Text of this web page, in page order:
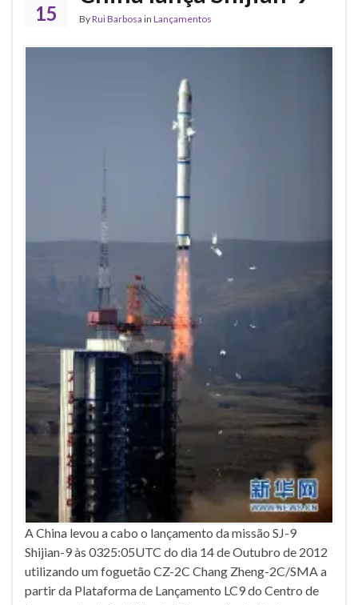
15 ByRui Barbosa in Lançamentos
A China levou a cabo o lançamento da missão SJ-9
Shijian-9 às 0325:05UTC do dia 14 de Outubro de 2012
utilizando um foguetão CZ-2C Chang Zheng-2C/SMA a
partir da Plataforma de Lançamento LC9 do Centro de